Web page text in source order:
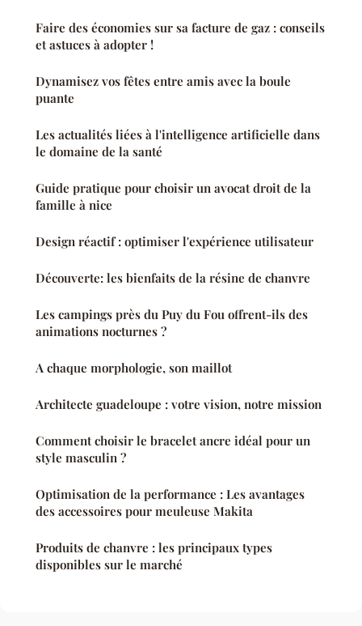
Faire des économies sur sa facture de gaz : conseils
et astuces à adopter !
Dynamisez vos fêtes entre amis avec la boule
puante
Les actualités liées à l'intelligence artificielle dans
le domaine de la santé
Guide pratique pour choisir un avocat droit de la
famille à nice
Design réactif : optimiser l'expérience utilisateur
Découverte: les bienfaits de la résine de chanvre
Les campings près du Puy du Fou offrent-ils des
animations nocturnes ?
A chaque morphologie, son maillot
Architecte guadeloupe : votre vision, notre mission
Comment choisir le bracelet ancre idéal pour un
style masculin ?
Optimisation de la performance : Les avantages
des accessoires pour meuleuse Makita
Produits de chanvre : les principaux types
disponibles sur le marché